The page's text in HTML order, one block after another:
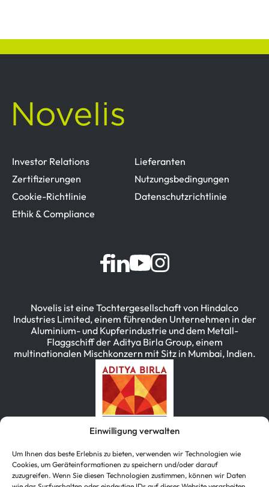
Einwilligung verwalten
Um Ihnen das beste Erlebnis zu bieten, verwenden wir Technologien wie
Cookies, um Geräteinformationen zu speichern und/oder darauf
zuzugreifen. Wenn Sie diesen Technologien zustimmen, können wir Daten
Investor Relations
Lieferanten
Zertifizierungen
Nutzungsbedingungen
Cookie-Richtlinie
Datenschutzrichtlinie
Ethik & Compliance
Novelis ist eine Tochtergesellschaft von Hindalco
Industries Limited, einem führenden Unternehmen in der
Aluminium- und Kupferindustrie und dem Metall-
Flaggschiff der Aditya Birla Group, einem
multinationalen Mischkonzern mit Sitz in Mumbai, Indien.